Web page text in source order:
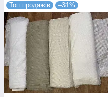
Топ продажів –31%